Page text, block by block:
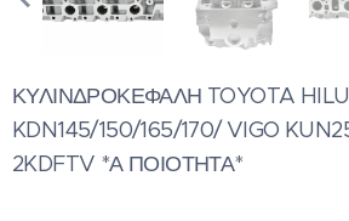
ΚΥΛΙΝΔΡΟΚΕΦΑΛΗ TOYOTA
KDN145/150/165/170/ VIGO
2KDFTV *Α ΠΟΙΟΤΗΤΑ*